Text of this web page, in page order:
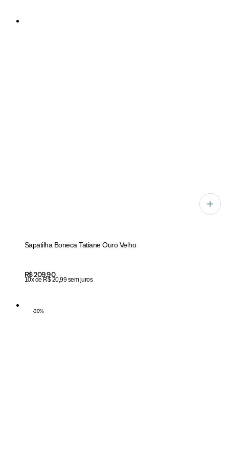
Sapatilha Boneca Tatiane Ouro Velho
Price:
R$ 209,90
10x de R$ 20,99 sem juros
-30%